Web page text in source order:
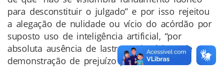
para desconstituir o julgado” e por isso rejeitou
a alegação de nulidade ou vício do acórdão por
suposto uso de inteligência artificial, “por
absoluta ausência de lastro probatório e de
demonstração de prejuízo processual”.